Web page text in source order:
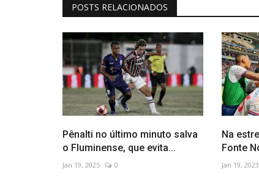
POSTS RELACIONADOS
Pênalti no último minuto salva
o Fluminense, que evita...
Jan 19, 2025 0
Na
Fonte
Jan 19, 2023